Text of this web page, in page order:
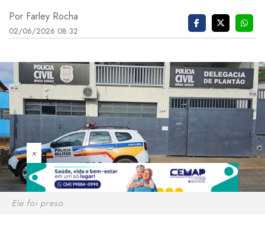
Por Farley Rocha
02/06/2026 08:32
×
Ele foi preso.